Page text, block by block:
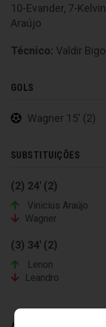
10-Evander, 7-
Araújo
Técnico: Valdir
GOLS
Wagner 15' (2)
SUBSTITUIÇÕES
(2) 24' (2)
Vinicius Araújo
Wagner
(3) 34' (2)
Lenon
Leandro